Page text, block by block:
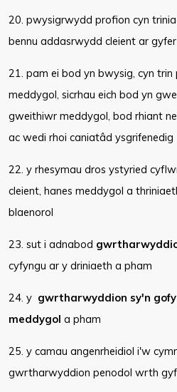
20. pwysigrwydd profion cyn
bennu addasrwydd cleient ar
21. pam ei bod yn bwysig, cyn trin
meddygol, sicrhau eich bod yn
gweithiwr meddygol, bod rhiant
ac wedi rhoi caniatâd ysgrifenedig
22. y rhesymau dros ystyried
cleient, hanes meddygol a
blaenorol
23. sut i adnabod
cyfyngu ar y driniaeth a pham
24. y gwrtharwyddion sy'n
meddygol a pham
25. y camau angenrheidiol i'w
gwrtharwyddion penodol wrth